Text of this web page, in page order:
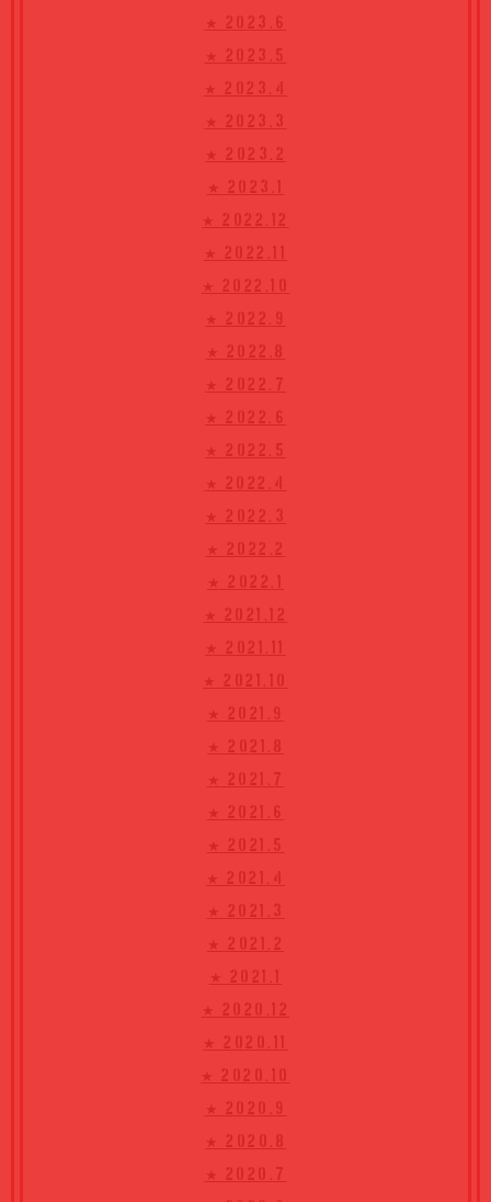
★ 2023.6
★ 2023.5
★ 2023.4
★ 2023.3
★ 2023.2
★ 2023.1
★ 2022.12
★ 2022.11
★ 2022.10
★ 2022.9
★ 2022.8
★ 2022.7
★ 2022.6
★ 2022.5
★ 2022.4
★ 2022.3
★ 2022.2
★ 2022.1
★ 2021.12
★ 2021.11
★ 2021.10
★ 2021.9
★ 2021.8
★ 2021.7
★ 2021.6
★ 2021.5
★ 2021.4
★ 2021.3
★ 2021.2
★ 2021.1
★ 2020.12
★ 2020.11
★ 2020.10
★ 2020.9
★ 2020.8
★ 2020.7